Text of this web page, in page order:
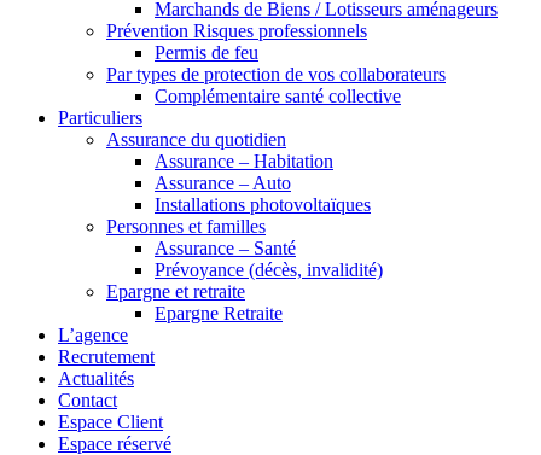
Marchands de Biens / Lotisseurs aménageurs
Prévention Risques professionnels
Permis de feu
Par types de protection de vos collaborateurs
Complémentaire santé collective
Particuliers
Assurance du quotidien
Assurance – Habitation
Assurance – Auto
Installations photovoltaïques
Personnes et familles
Assurance – Santé
Prévoyance (décès, invalidité)
Epargne et retraite
Epargne Retraite
L’agence
Recrutement
Actualités
Contact
Espace Client
Espace réservé